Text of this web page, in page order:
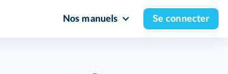
Nos manuels Se connecter